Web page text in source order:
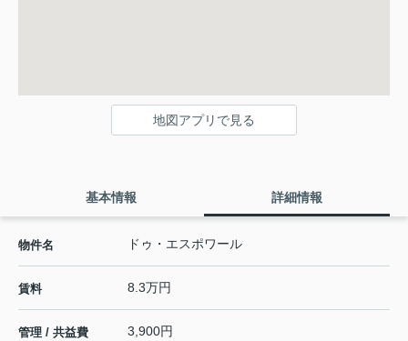
地図アプリで見る
基本情報 詳細情報
物件名 ドゥ・エスポワール
賃料 8.3万円
管理 / 共益費 3,900円